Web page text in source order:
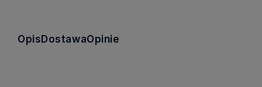
Opis DostawaOpinie